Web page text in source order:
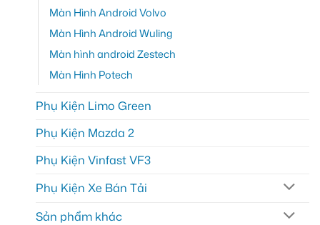
Màn Hình Android Volvo
Màn Hình Android Wuling
Màn hình android Zestech
Màn Hình Potech
Phụ Kiện Limo Green
Phụ Kiện Mazda 2
Phụ Kiện Vinfast VF3
Phụ Kiện Xe Bán Tải
Sản phẩm khác